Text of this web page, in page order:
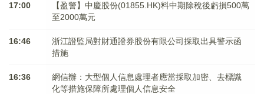
17:00
【盈警】中慶股份(01855.HK)料中期除稅後虧損500萬
至2000萬元
16:46
浙江證監局對財通證券股份有限公司採取出具警示函
措施
16:36
網信辦：大型個人信息處理者應當採取加密、去標識
化等措施保障所處理個人信息安全